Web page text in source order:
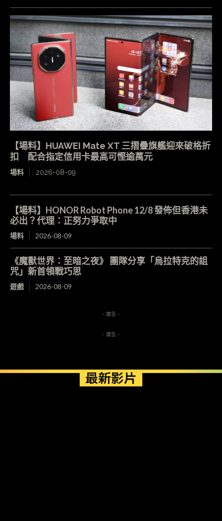
【場料】HUAWEI Mate XT 三摺疊旗艦迎來破格折
扣 配合指定信用卡最高可慳逾萬元
場料 2026-08-09
【場料】HONOR Robot Phone 12/8 發佈但香港未
必出？代理：正努力爭取中
場料 2026-08-09
《魔獸世界：至暗之夜》 團隊分享「烏拉特克的詛
咒」新首領戰巧思
遊戲 2026-08-09
- 廣告 -
- 廣告 -
最新影片